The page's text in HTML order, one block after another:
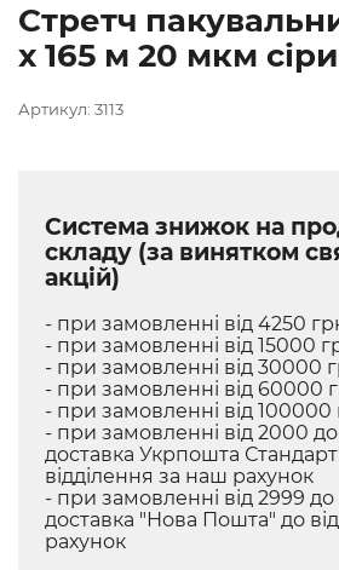
Стретч
х 165 м 20 мкм
Артикул: 3113
Система знижок на
складу (за винятком
акцій)
- при замовленні від 4250
- при замовленні від 15000
- при замовленні від 30000
- при замовленні від 60000
- при замовленні від 100000
- при замовленні від 2000
доставка Укрпошта
відділення за наш рахунок
- при замовленні від 2999
доставка "Нова Пошта" до
рахунок